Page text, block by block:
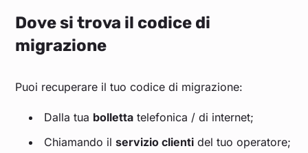
Dove si trova il codice di
migrazione
Puoi recuperare il tuo codice di migrazione:
Dalla tua bolletta telefonica / di internet;
Chiamando ilservizio clienti del tuo operatore;